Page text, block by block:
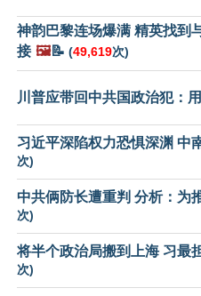
神韵巴黎连场爆满 精英找到
接 🖼️📝 (49,619次)
川普应带回中共国政治犯：
习近平深陷权力恐惧深渊 中
次)
中共俩防长遭重判 分析：为
次)
将半个政治局搬到上海 习最
次)